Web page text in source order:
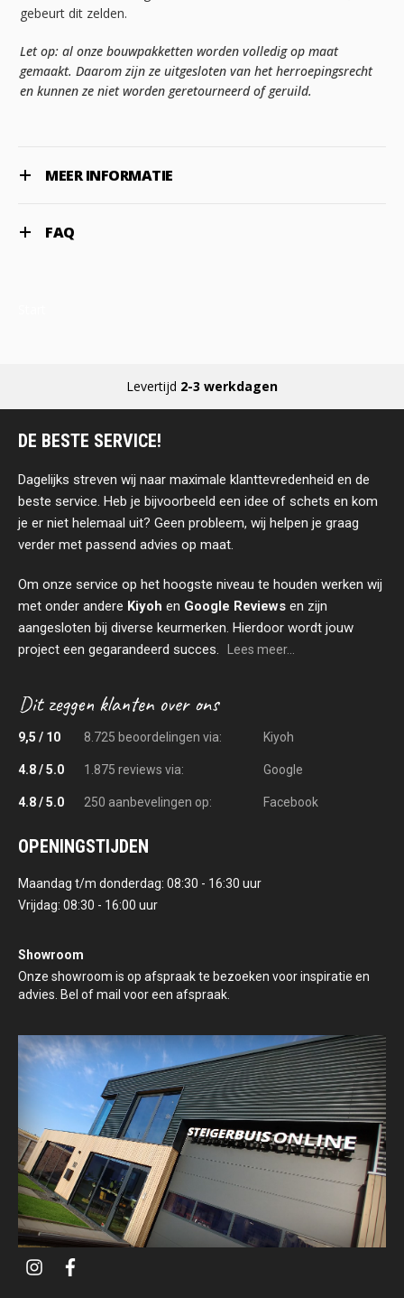
gebeurt dit zelden.
Let op: al onze bouwpakketten worden volledig op maat
gemaakt. Daarom zijn ze uitgesloten van het herroepingsrecht
en kunnen ze niet worden geretourneerd of geruild.
MEER INFORMATIE
FAQ
Levertijd 2-3 werkdagen
DE BESTE SERVICE!
Dagelijks streven wij naar maximale klanttevredenheid en de
beste service. Heb je bijvoorbeeld een idee of schets en kom
je er niet helemaal uit? Geen probleem, wij helpen je graag
verder met passend advies op maat.
Om onze service op het hoogste niveau te houden werken wij
met onder andere Kiyoh en Google Reviews en zijn
aangesloten bij diverse keurmerken. Hierdoor wordt jouw
project een gegarandeerd succes.
Lees meer...
9,5 / 10 8.725 beoordelingen via: Kiyoh
4.8 / 5.0 1.875 reviews via: Google
4.8 / 5.0 250 aanbevelingen op: Facebook
OPENINGSTIJDEN
Maandag t/m donderdag: 08:30 - 16:30 uur
Vrijdag: 08:30 - 16:00 uur
Showroom
Onze showroom is op afspraak te bezoeken voor inspiratie en
advies. Bel of mail voor een afspraak.
i f